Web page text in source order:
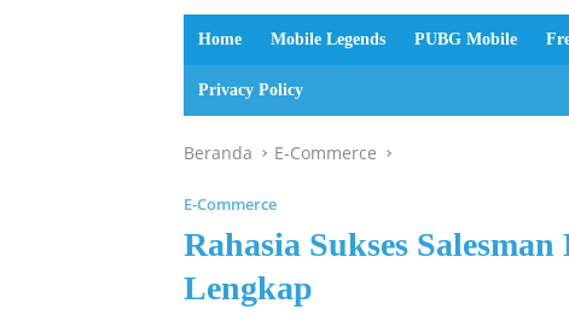
dan
bermain
Home Mobile Legends PUBG Mobile
Privacy Policy
Beranda E-Commerce
E-Commerce
Rahasia Sukses
Lengkap